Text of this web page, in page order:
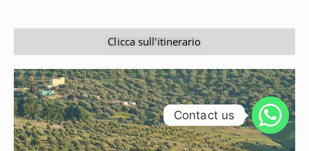
Clicca sull'itinerario
Contact us